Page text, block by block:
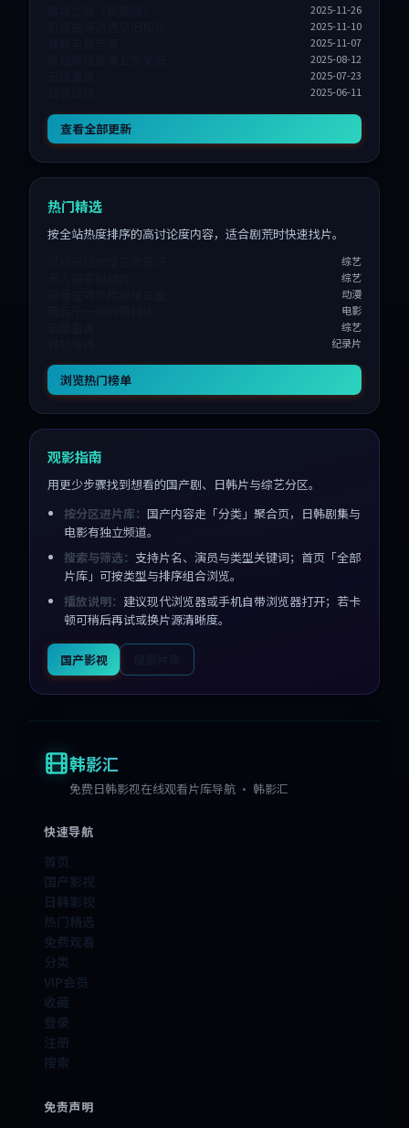
2025-11-26
2025-11-10
2025-11-07
2025-08-12
2025-07-23
2025-06-11
查看全部更新
热门精选
按全站热度排序的高讨论度内容，适合剧荒时快速找片。
综艺
综艺
动漫
电影
综艺
纪录片
浏览热门榜单
观影指南
用更少步骤找到想看的国产剧、日韩片与综艺分区。
按分区进片库： 国产内容走「分类」聚合页，日韩剧集与
电影有独立频道。
搜索与筛选： 支持片名、演员与类型关键词；首页「全部
片库」可按类型与排序组合浏览。
播放说明： 建议现代浏览器或手机自带浏览器打开；若卡
顿可稍后再试或换片源清晰度。
国产影视
韩影汇
免费日韩影视在线观看片库导航 · 韩影汇
快速导航
首页
国产影视
日韩影视
热门精选
免费观看
分类
VIP会员
收藏
登录
注册
搜索
免责声明